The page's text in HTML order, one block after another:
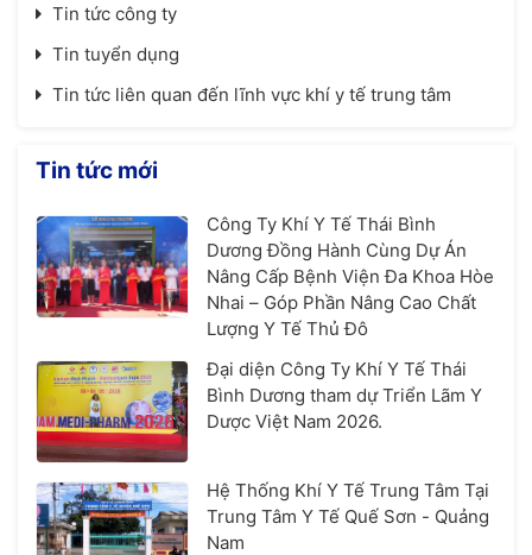
Tin tức công ty
Tin tuyển dụng
Tin tức liên quan đến lĩnh vực khí y tế trung tâm
Tin tức mới
Công Ty Khí Y Tế Thái Bình
Dương Đồng Hành Cùng Dự Án
Nâng Cấp Bệnh Viện Đa Khoa Hòe
Nhai – Góp Phần Nâng Cao Chất
Lượng Y Tế Thủ Đô
Đại diện Công Ty Khí Y Tế Thái
Bình Dương tham dự Triển Lãm Y
Dược Việt Nam 2026.
Hệ Thống Khí Y Tế Trung Tâm Tại
Trung Tâm Y Tế Quế Sơn - Quảng
Nam